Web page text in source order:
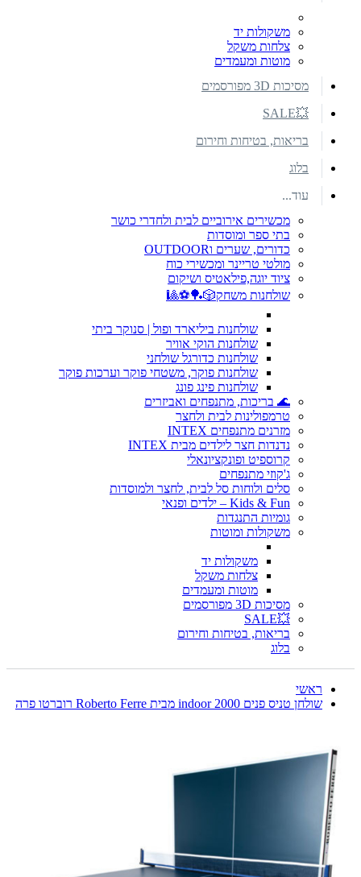
משקולות יד
צלחות משקל
מוטות ומעמדים
מסיכות 3D מפורסמים
💥SALE
בריאות, בטיחות וחירום
בלוג
עוד...
מכשירים אירוביים לבית ולחדרי כושר
בתי ספר ומוסדות
כדורים, שערים וOUTDOOR
מולטי טריינר ומכשירי כוח
ציוד יוגה,פילאטיס ושיקום
שולחנות משחק🎲🏓⚽🎱
שולחנות ביליארד ופול | סנוקר ביתי
שולחנות הוקי אוויר
שולחנות כדורגל שולחני
שולחנות פוקר, משטחי פוקר וערכות פוקר
שולחנות פינג פונג
🌊 בריכות, מתנפחים ואביזרים
טרמפולינות לבית ולחצר
מזרנים מתנפחים INTEX
נדנדות חצר לילדים מבית INTEX
קרוספיט ופונקציונאלי
ג'קוזי מתנפחים
סלים ולוחות סל לבית, לחצר ולמוסדות
Kids & Fun – ילדים ופנאי
גומיות התנגדות
משקולות ומוטות
משקולות יד
צלחות משקל
מוטות ומעמדים
מסיכות 3D מפורסמים
💥SALE
בריאות, בטיחות וחירום
בלוג
ראשי
שולחן טניס פנים indoor 2000 מבית Roberto Ferre רוברטו פרה